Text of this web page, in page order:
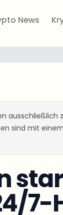
News
ausschließlich
sind mit